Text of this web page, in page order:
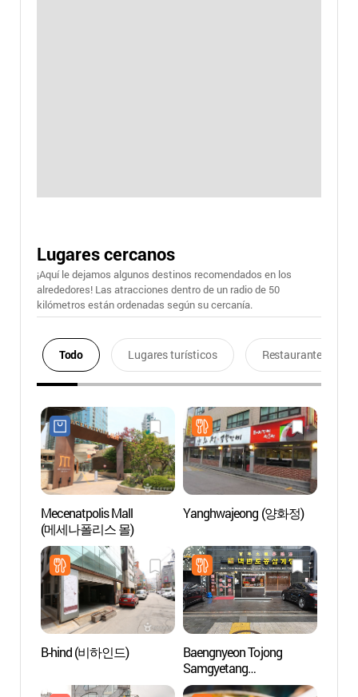
Lugares cercanos
¡Aquí le dejamos algunos destinos recomendados en los
alrededores! Las atracciones dentro de un radio de 50
kilómetros están ordenadas según su cercanía.
Todo Lugares turísticos Restaurantes
Mecenatpolis Mall
(메세나폴리스 몰)
Yanghwajeong (양화정)
B-hind (비하인드)
Baengnyeon Tojong
Samgyetang
(백년토종삼계탕)